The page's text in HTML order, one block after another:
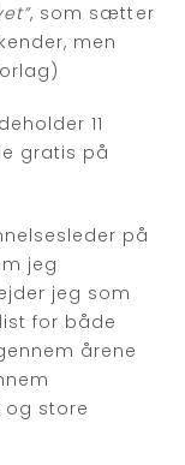
, som sætter
men
11
gratis på
på
jeg
jeg som
for både
årene
og store